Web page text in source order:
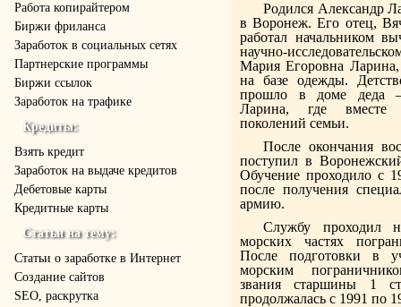
Работа копирайтером
Биржи фриланса
Заработок в социальных сетях
Партнерские программы
Биржи ссылок
Заработок на трафике
Кредиты:
Взять кредит
Заработок на выдаче кредитов
Дебетовые карты
Кредитные карты
Статьи на тему:
Статьи о заработке в Интернет
Создание сайтов
SEO, раскрутка
Родился Александр
в Воронеж. Его отец,
работал начальником
научно-
Мария Егоровна
на базе одежды.
прошло в доме деда
Ларина, где вместе
поколений семьи.
После окончания
поступил в
Обучение проходило с
после получения
армию.
Службу проходил
морских частях
После подготовки в
морским
звания старшины 1
продолжалась с 1991 по